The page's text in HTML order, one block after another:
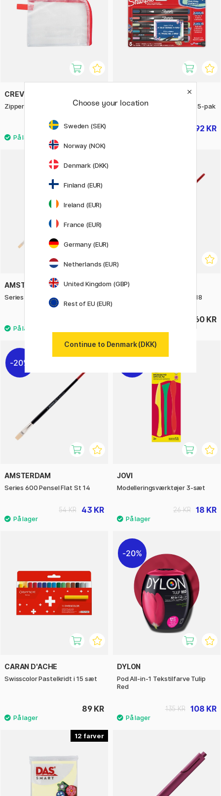
CREVIDE
Zipper Pouch 19x14 cm Edge
34 KR
49 KR
Creative Marker Bullet Tip 5-pak
92 KR
AMSTERDAM
Series 600 Pensel Flat St 6
AMSTERDAM
Series 600 Pensel Flat St 18
60 KR
20%
AMSTERDAM
Series 600 Pensel Flat St 14
43 KR
54 KR
JOVI
Modelleringsværktøjer 3-sæt
18 KR
26 KR
CARAN D'ACHE
Swisscolor Pastelkridt i 15 sæt
89 KR
20%
DYLON
Pod All-in-1 Tekstilfarve Tulip
Red
108 KR
135 KR
12
Choose your location
Sweden (SEK)
Norway (NOK)
Denmark (DKK)
Finland (EUR)
Ireland (EUR)
France (EUR)
Germany (EUR)
Netherlands (EUR)
United Kingdom (GBP)
Rest of EU (EUR)
Continue to Denmark (DKK)